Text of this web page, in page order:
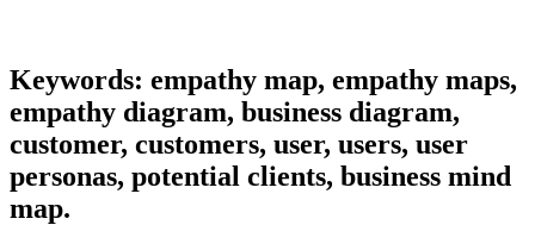
Keywords: empathy map, empathy maps,
empathy diagram, business diagram,
customer, customers, user, users, user
personas, potential clients, business mind
map.